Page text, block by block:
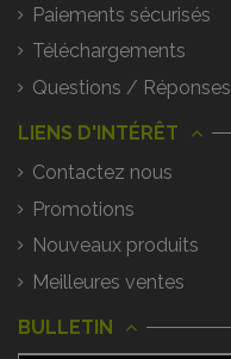
Paiements sécurisés
Téléchargements
Questions / Réponses
LIENS D'INTÉRÊT
Contactez nous
Promotions
Nouveaux produits
Meilleures ventes
BULLETIN